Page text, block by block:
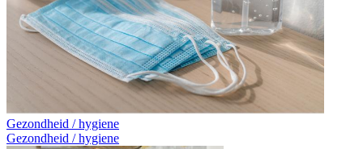
Gezondheid / hygiene
Gezondheid / hygiene